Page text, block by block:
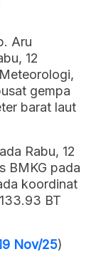
Aru
12
gempa
barat laut
Rabu, 12
BMKG pada
koordinat
BT
Nov/25)